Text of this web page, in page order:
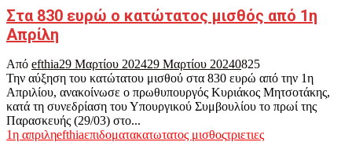
Στα 830 ευρώ ο κατώτατος μισθός από 1η
Απρίλη
Από efthia29 Μαρτίου 202429 Μαρτίου 20240825
Την αύξηση του κατώτατου μισθού στα 830 ευρώ από την 1η
Απριλίου, ανακοίνωσε ο πρωθυπουργός Κυριάκος Μητσοτάκης,
κατά τη συνεδρίαση του Υπουργικού Συμβουλίου το πρωί της
Παρασκευής (29/03) στο...
1η απριληefthiaεπιδοματακατωτατος μισθοςτριετιες